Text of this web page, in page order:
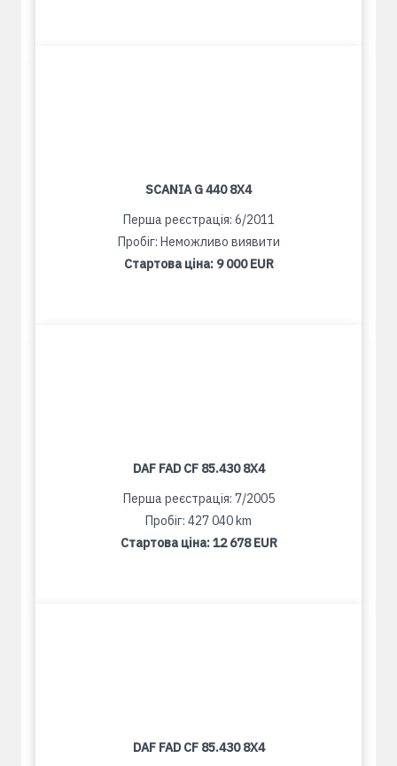
SCANIA G 440 8X4
Перша реєстрація: 6/2011
Пробіг: Неможливо виявити
Стартова ціна: 9 000 EUR
DAF FAD CF 85.430 8X4
Перша реєстрація: 7/2005
Пробіг: 427 040 km
Стартова ціна:12 678 EUR
DAF FAD CF 85.430 8X4